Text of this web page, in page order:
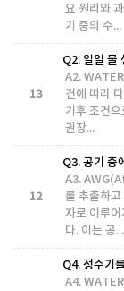
요 원리와
기 중의 수...
13
Q2. 일일 물
A2.
건에 따라
기후 조건
권장...
12
Q3. 공기 중
A3.
를 추출하
자로 이루
다. 이는 공...
Q4. 정수기
A4.